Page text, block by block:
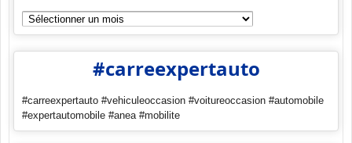
Archives
#carreexpertauto
#carreexpertauto #vehiculeoccasion #voitureoccasion #automobile
#expertautomobile #anea #mobilite